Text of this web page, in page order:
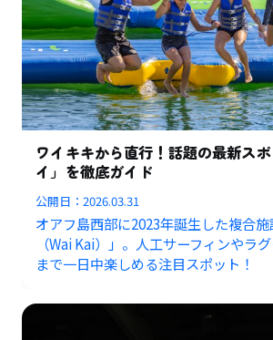
ワイキキから直行！話題の最新ス
イ」を徹底ガイド
公開日：2026.03.31
オアフ島西部に2023年誕生した複合
（Wai Kai）」。人工サーフィンやラ
まで一日中楽しめる注目スポット！